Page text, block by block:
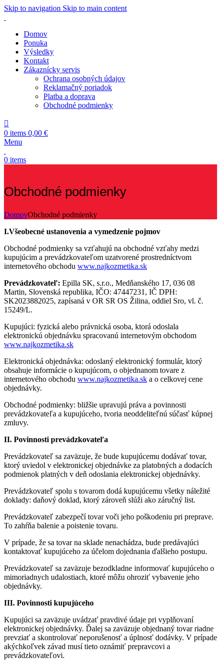
Skip to navigation Skip to main content
Domov
Ponuka
Výsledky
Kontakt
Zákaznícky servis
Ochrana osobných údajov
Reklamačný poriadok
Platba a doprava
Obchodné podmienky
0 items 0,00 €
Menu
0 items
Obchodné podmienky
DomovObchodné podmienky
I.Všeobecné ustanovenia a vymedzenie pojmov
Obchodné podmienky sa vzťahujú na obchodné vzťahy medzi
kupujúcim a prevádzkovateľom uzatvorené prostredníctvom
internetového obchodu www.najkozmetika.sk
Prevádzkovateľ: Epilla SK, s.r.o., Medňanského 17, 036 08
Martin, Slovenská republika, IČO: 47447231, IČ DPH:
SK2023882025, zapísaná v OR SR OS Žilina, oddiel Sro, vl. č.
15249/L.
Kupujúci: fyzická alebo právnická osoba, ktorá odoslala
elektronickú objednávku spracovanú internetovým obchodom
www.najkozmetika.sk
Elektronická objednávka: odoslaný elektronický formulár, ktorý
obsahuje informácie o kupujúcom, o objednanom tovare z
internetového obchodu www.najkozmetika.sk a o celkovej cene
objednávky.
Obchodné podmienky: bližšie upravujú práva a povinnosti
prevádzkovateľa a kupujúceho, tvoria neoddeliteľnú súčasť kúpnej
zmluvy.
II. Povinnosti prevádzkovateľa
Prevádzkovateľ sa zaväzuje, že bude kupujúcemu dodávať tovar,
ktorý uviedol v elektronickej objednávke za platobných a dodacích
podmienok platných v deň odoslania elektronickej objednávky.
Prevádzkovateľ spolu s tovarom dodá kupujúcemu všetky náležité
doklady: daňový doklad, ktorý zároveň slúži ako záručný list.
Prevádzkovateľ zabezpečí tovar voči jeho poškodeniu pri preprave.
To zahŕňa balenie a poistenie tovaru.
V prípade, že sa tovar na sklade nenachádza, bude predávajúci
kontaktovať kupujúceho za účelom dojednania ďalšieho postupu.
Prevádzkovateľ sa zaväzuje bezodkladne informovať kupujúceho o
mimoriadnych udalostiach, ktoré môžu ohroziť vybavenie jeho
objednávky.
III. Povinnosti kupujúceho
Kupujúci sa zaväzuje uvádzať pravdivé údaje pri vyplňovaní
elektronickej objednávky. Ďalej sa zaväzuje objednaný tovar riadne
prevziať a skontrolovať neporušenosť a úplnosť dodávky. V prípade
akýchkoľvek závad musí tieto oznámiť prepravcovi a
prevádzkovateľovi.